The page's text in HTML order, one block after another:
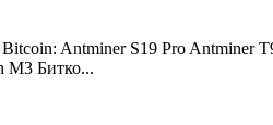
Antminer S19 Pro
M3 Битко...